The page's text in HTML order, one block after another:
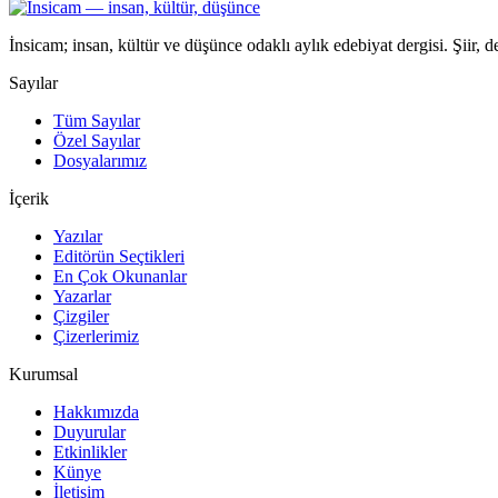
İnsicam; insan, kültür ve düşünce odaklı aylık edebiyat dergisi. Şiir,
Sayılar
Tüm Sayılar
Özel Sayılar
Dosyalarımız
İçerik
Yazılar
Editörün Seçtikleri
En Çok Okunanlar
Yazarlar
Çizgiler
Çizerlerimiz
Kurumsal
Hakkımızda
Duyurular
Etkinlikler
Künye
İletişim